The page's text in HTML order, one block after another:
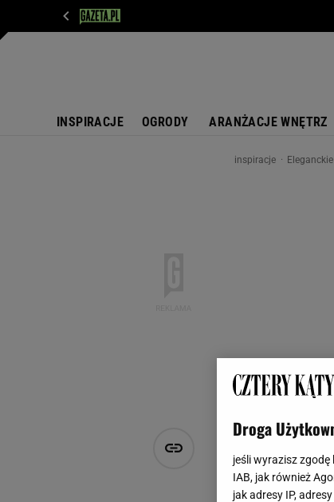
INSPIRACJE OGRODY ARANŻACJE WNĘTRZ
inspiracje
-25%!
Droga
jeśli wyrazisz zgodę
IAB, jak również
jak adresy IP,